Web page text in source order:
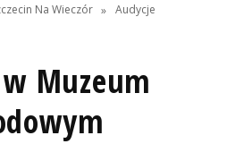
Na Wieczór » Audycje
Muzeum